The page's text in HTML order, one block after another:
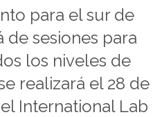
para el sur de
de sesiones para
los niveles de
realizará el 28 de
International Lab